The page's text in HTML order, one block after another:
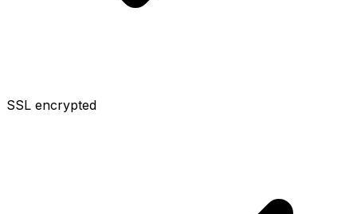
SSL encrypted